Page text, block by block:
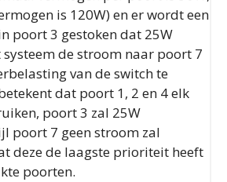
is 120W) en er wordt een
poort 3 gestoken dat 25W
de stroom naar poort 7
van de switch te
dat poort 1, 2 en 4 elk
poort 3 zal 25W
poort 7 geen stroom zal
deze de laagste prioriteit heeft
poorten.